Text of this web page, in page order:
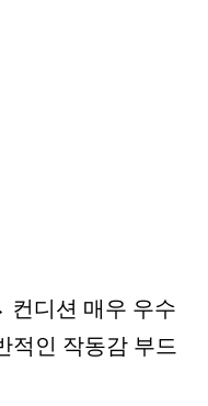
디션 매우 우수
인 작동감 부드